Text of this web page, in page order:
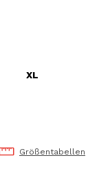
XL
Größentabellen